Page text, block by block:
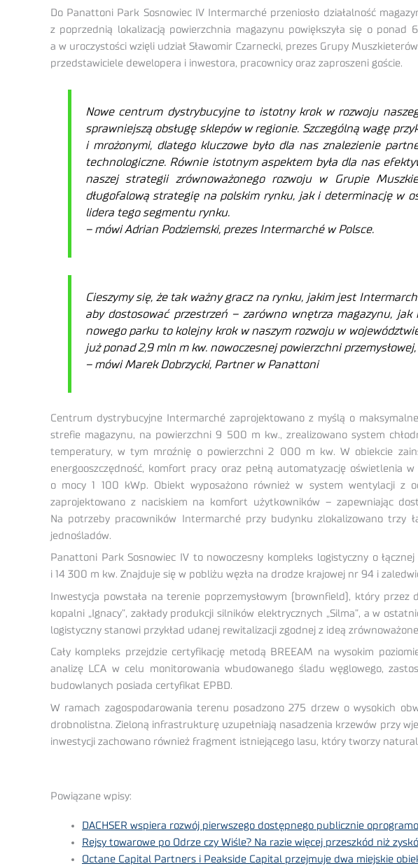
Do Panattoni Park Sosnowiec IV Intermarché przeniosło działalność
z poprzednią lokalizacją powierzchnia magazynu powiększyła się o
a w uroczystości wzięli udział Sławomir Czarnecki, prezes Grupy
przedstawiciele dewelopera i inwestora, pracownicy oraz zaproszeni goście.
Nowe centrum dystrybucyjne to istotny krok w rozwoju
sprawniejszą obsługę sklepów w regionie. Szczególną wagę
i mrożonymi, dlatego kluczowe było dla nas znalezienie
technologiczne. Równie istotnym aspektem była dla nas
naszej strategii zrównoważonego rozwoju w Grupie
długofalową strategię na polskim rynku, jak i determinację w
lidera tego segmentu rynku.
– mówi Adrian Podziemski, prezes Intermarché w Polsce.
Cieszymy się, że tak ważny gracz na rynku, jakim jest
aby dostosować przestrzeń – zarówno wnętrza magazynu,
nowego parku to kolejny krok w naszym rozwoju w
już ponad 2,9 mln m kw. nowoczesnej powierzchni
– mówi Marek Dobrzycki, Partner w Panattoni
Centrum dystrybucyjne Intermarché zaprojektowano z myślą o
strefie magazynu, na powierzchni 9 500 m kw., zrealizowano system
temperatury, w tym mroźnię o powierzchni 2 000 m kw. W obiekcie
energooszczędność, komfort pracy oraz pełną automatyzację oświetlenia
o mocy 1 100 kWp. Obiekt wyposażono również w system wentylacji z
zaprojektowano z naciskiem na komfort użytkowników – zapewniając
Na potrzeby pracowników Intermarché przy budynku zlokalizowano trzy
jednośladów.
Panattoni Park Sosnowiec IV to nowoczesny kompleks logistyczny o
i 14 300 m kw. Znajduje się w pobliżu węzła na drodze krajowej nr 94 i
Inwestycja powstała na terenie poprzemysłowym (brownfield), który przez
kopalni „Ignacy”, zakłady produkcji silników elektrycznych „Silma”, a w
logistyczny stanowi przykład udanej rewitalizacji zgodnej z ideą
Cały kompleks przejdzie certyfikację metodą BREEAM na wysokim
analizę LCA w celu monitorowania wbudowanego śladu węglowego,
budowlanych posiada certyfikat EPBD.
W ramach zagospodarowania terenu posadzono 275 drzew o wysokich
drobnolistna. Zieloną infrastrukturę uzupełniają nasadzenia krzewów przy
inwestycji zachowano również fragment istniejącego lasu, który tworzy
Powiązane wpisy:
DACHSER wspiera rozwój pierwszego dostępnego publicznie
Rejsy towarowe po Odrze czy Wiśle? Na razie więcej przeszkód niż
Octane Capital Partners i Peakside Capital przejmuje dwa miejskie